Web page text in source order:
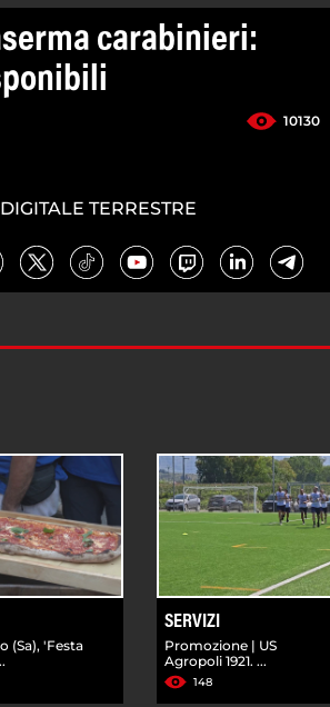
carabinieri:
10130
TERRESTRE
(Sa), 'Festa
SERVIZI
Promozione | US
Agropoli 1921. ...
148